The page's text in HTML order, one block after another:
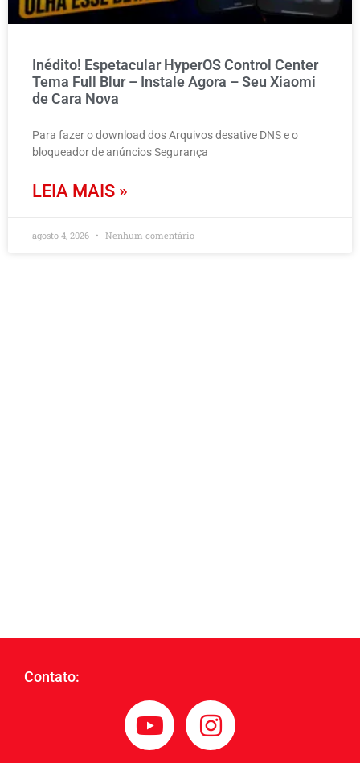
Inédito! Espetacular HyperOS Control Center
Tema Full Blur – Instale Agora – Seu Xiaomi
de Cara Nova
Para fazer o download dos Arquivos desative DNS e o
bloqueador de anúncios Segurança
LEIA MAIS »
agosto 4, 2026 Nenhum comentário
Contato: